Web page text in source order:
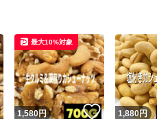
いいね！
1,580円 いいね！
最大10%対象
1,880円